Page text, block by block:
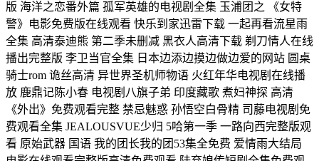
版 海洋之恋番外篇 孤军英雄的电视剧全集 玉浦团之 《女特
警》电影免费版在线观看 快乐到家迅雷下载 一起再看流星雨
全集 高清泰迪熊 第二季未删减 黑衣人高清下载 剃刀情人在线
播出完整版 李卫当官全集 日本边添边摸边做边爱的网站 圆桌
骑士rom 诡丝高清 异世界圣机师物语 火红年华电视剧在线播
放 鹿鼎记陈小春 电视剧八旗子弟 印度藏歌 煮妇神探 高清
《外出》免费观看完整 禁忌魅惑 孙悟空白骨精 司藤电视剧免
费观看全集 JEALOUSVUE少归 5哈第一季 一路向西完整版观
看 原始武器 国语 我的团长我的团53集全免费 爱情雨大结局